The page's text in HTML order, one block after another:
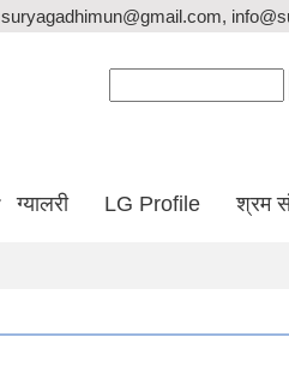
suryagadhimun@gmail.com,
ग्यालरी LG Profile श्रम